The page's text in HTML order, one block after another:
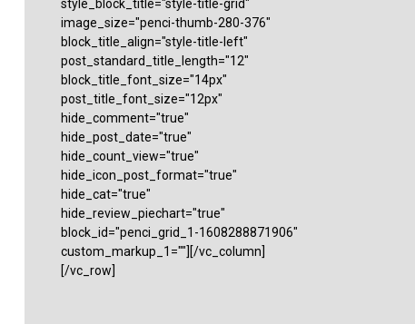
style_block_title="style-title-grid"
image_size="penci-thumb-280-376"
block_title_align="style-title-left"
post_standard_title_length="12"
block_title_font_size="14px"
post_title_font_size="12px"
hide_comment="true"
hide_post_date="true"
hide_count_view="true"
hide_icon_post_format="true"
hide_cat="true"
hide_review_piechart="true"
block_id="penci_grid_1-1608288871906"
custom_markup_1=""][/vc_column]
[/vc_row]